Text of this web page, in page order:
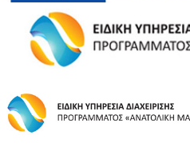
Instagram